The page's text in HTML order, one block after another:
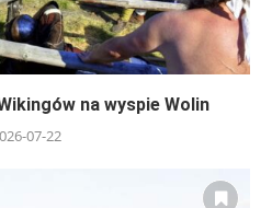
na wyspie Wolin
07-22